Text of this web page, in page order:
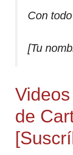
Con
[Tu
de